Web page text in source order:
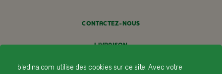
CONTACTEZ-NOUS
LIVRAISON
PAIEMENT SÉCURISÉ
bledina.com utilise des cookies sur ce site. Avec votre